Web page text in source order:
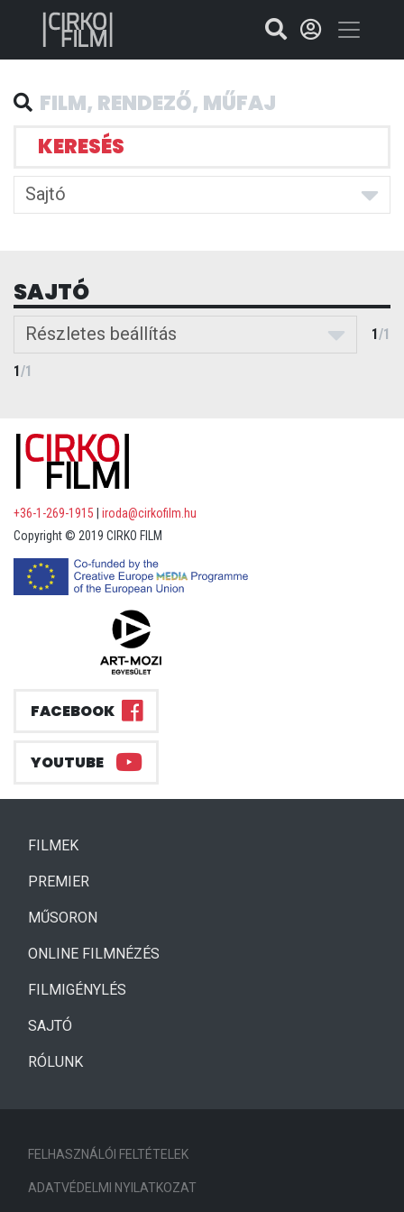
KERESÉS
Sajtó
SAJTÓ
Részletes beállítás 1/1
1/1
+36-1-269-1915
iroda@cirkofilm.hu
Copyright © 2019 CIRKO FILM
FACEBOOK
YOUTUBE
FILMEK(CURRENT)
PREMIER
MŰSORON
ONLINE FILMNÉZÉS
FILMIGÉNYLÉS
SAJTÓ
RÓLUNK
FELHASZNÁLÓI FELTÉTELEK
ADATVÉDELMI NYILATKOZAT